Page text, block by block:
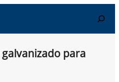
Search
para